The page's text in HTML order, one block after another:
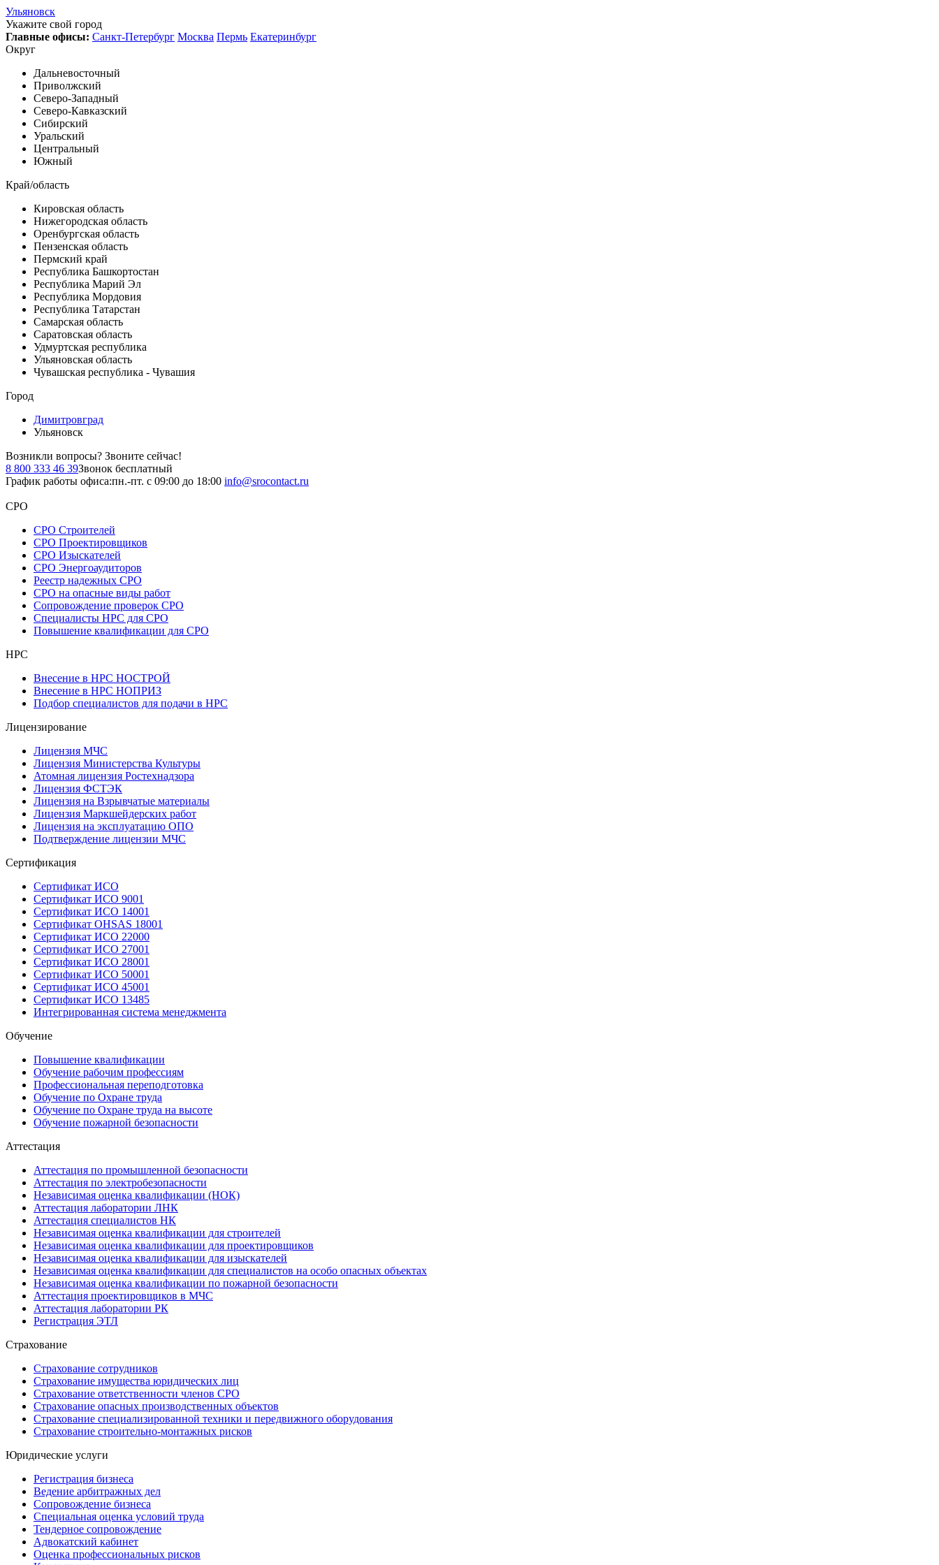
Ульяновск
Укажите свой город
Главные офисы: Санкт-Петербург Москва Пермь Екатеринбург
Округ
Дальневосточный
Приволжский
Северо-Западный
Северо-Кавказский
Сибирский
Уральский
Центральный
Южный
Край/область
Кировская область
Нижегородская область
Оренбургская область
Пензенская область
Пермский край
Республика Башкортостан
Республика Марий Эл
Республика Мордовия
Республика Татарстан
Самарская область
Саратовская область
Удмуртская республика
Ульяновская область
Чувашская республика - Чувашия
Город
Димитровград
Ульяновск
Возникли вопросы? Звоните сейчас!
8 800 333 46 39Звонок бесплатный
График работы офиса:пн.-пт. с 09:00 до 18:00 info@srocontact.ru
СРО
СРО Строителей
СРО Проектировщиков
СРО Изыскателей
СРО Энергоаудиторов
Реестр надежных СРО
СРО на опасные виды работ
Сопровождение проверок СРО
Специалисты НРС для СРО
Повышение квалификации для СРО
НРС
Внесение в НРС НОСТРОЙ
Внесение в НРС НОПРИЗ
Подбор специалистов для подачи в НРС
Лицензирование
Лицензия МЧС
Лицензия Министерства Культуры
Атомная лицензия Ростехнадзора
Лицензия ФСТЭК
Лицензия на Взрывчатые материалы
Лицензия Маркшейдерских работ
Лицензия на эксплуатацию ОПО
Подтверждение лицензии МЧС
Сертификация
Сертификат ИСО
Сертификат ИСО 9001
Сертификат ИСО 14001
Сертификат OHSAS 18001
Сертификат ИСО 22000
Сертификат ИСО 27001
Сертификат ИСО 28001
Сертификат ИСО 50001
Сертификат ИСО 45001
Сертификат ИСО 13485
Интегрированная система менеджмента
Обучение
Повышение квалификации
Обучение рабочим профессиям
Профессиональная переподготовка
Обучение по Охране труда
Обучение по Охране труда на высоте
Обучение пожарной безопасности
Аттестация
Аттестация по промышленной безопасности
Аттестация по электробезопасности
Независимая оценка квалификации (НОК)
Аттестация лаборатории ЛНК
Аттестация специалистов НК
Независимая оценка квалификации для строителей
Независимая оценка квалификации для проектировщиков
Независимая оценка квалификации для изыскателей
Независимая оценка квалификации для специалистов на особо опасных объектах
Независимая оценка квалификации по пожарной безопасности
Аттестация проектировщиков в МЧС
Аттестация лаборатории РК
Регистрация ЭТЛ
Страхование
Страхование сотрудников
Страхование имущества юридических лиц
Страхование ответственности членов СРО
Страхование опасных производственных объектов
Страхование специализированной техники и передвижного оборудования
Страхование строительно-монтажных рисков
Юридические услуги
Регистрация бизнеса
Ведение арбитражных дел
Сопровождение бизнеса
Специальная оценка условий труда
Тендерное сопровождение
Адвокатский кабинет
Оценка профессиональных рисков